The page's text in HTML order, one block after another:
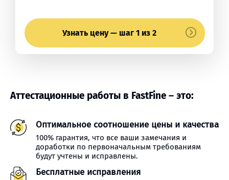
Узнать цену — шаг 1 из 2
Аттестационные работы в FastFine – это:
Оптимальное соотношение цены и качества
100% гарантия, что все ваши замечания и
доработки по первоначальным требованиям
будут учтены и исправлены.
Бесплатные исправления